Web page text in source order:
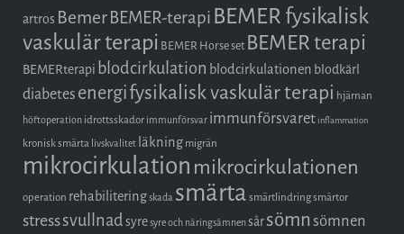
artros BemerBEMER-terapi BEMER fysikalisk
vaskulär terapi BEMER Horse set BEMER terapi
BEMERterapi blodcirkulation blodcirkulationen blodkärl
diabetesenergifysikalisk vaskulär terapi hjärnan
höftoperation idrottsskador immunförsvar immunförsvaret inflammation
kronisk smärta livskvalitet läkningmigrän
mikrocirkulation mikrocirkulationen
operation rehabiliteringskada smärtasmärtlindringsmärtor
stresssvullnadsyresyre och näringsämnensårsömnsömnen